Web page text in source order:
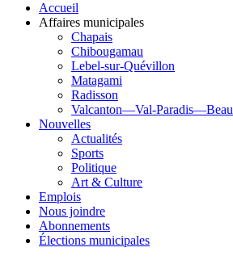
Accueil
Affaires municipales
Chapais
Chibougamau
Lebel-sur-Quévillon
Matagami
Radisson
Valcanton—Val-
Nouvelles
Actualités
Sports
Politique
Art & Culture
Emplois
Nous joindre
Abonnements
Élections municipales